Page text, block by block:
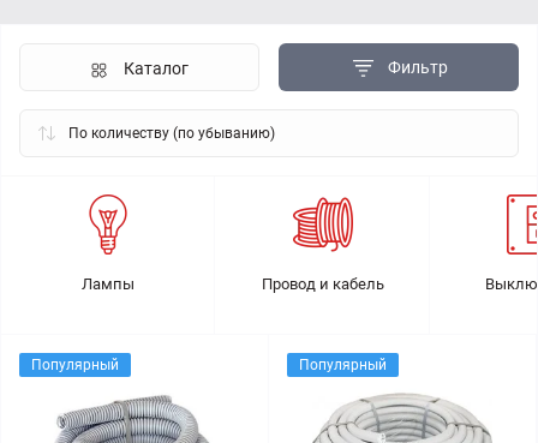
Фильтр
Каталог
Лампы Провод и кабель
Популярный Популярный